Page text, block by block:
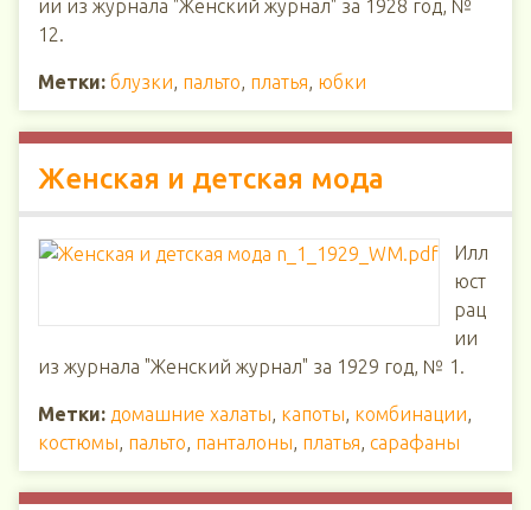
ии из журнала "Женский журнал" за 1928 год, №
12.
Метки: блузки, пальто, платья, юбки
Женская и детская мода
Илл
юст
рац
ии
из журнала "Женский журнал" за 1929 год, № 1.
Метки: домашние халаты, капоты, комбинации,
костюмы, пальто, панталоны, платья, сарафаны